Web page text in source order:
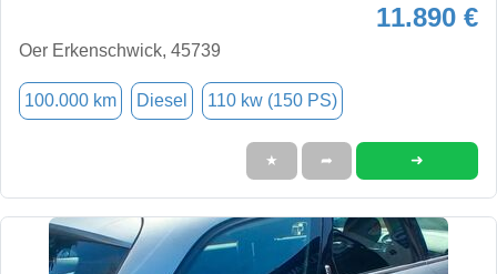
11.890 €
Oer Erkenschwick, 45739
100.000 km Diesel 110 kw (150 PS)
★ ➦ ➜